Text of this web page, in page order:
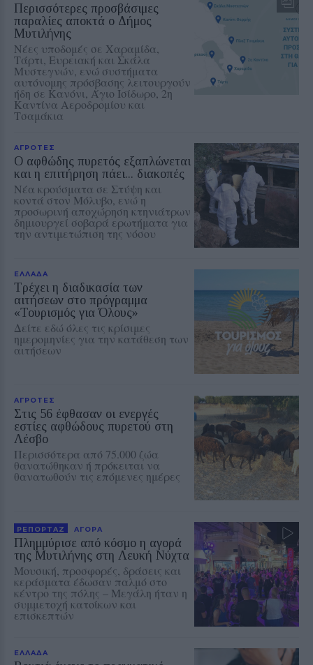
Περισσότερες προσβάσιμες
παραλίες αποκτά ο Δήμος
Μυτιλήνης
Νέες υποδομές σε Χαραμίδα,
Τάρτι, Ευρειακή και Σκάλα
Μυστεγνών, ενώ συστήματα
αυτόνομης πρόσβασης λειτουργούν
ήδη σε Κανόνι, Άγιο Ισίδωρο, 2η
Καντίνα Αεροδρομίου και
Τσαμάκια
ΑΓΡΟΤΕΣ
Ο αφθώδης πυρετός εξαπλώνεται
και η επιτήρηση πάει... διακοπές
Νέα κρούσματα σε Στύψη και
κοντά στον Μόλυβο, ενώ η
προσωρινή αποχώρηση κτηνιάτρων
δημιουργεί σοβαρά ερωτήματα για
την αντιμετώπιση της νόσου
ΕΛΛΑΔΑ
Τρέχει η διαδικασία των
αιτήσεων στο πρόγραμμα
«Τουρισμός για Όλους»
Δείτε εδώ όλες τις κρίσιμες
ημερομηνίες για την κατάθεση των
αιτήσεων
ΑΓΡΟΤΕΣ
Στις 56 έφθασαν οι ενεργές
εστίες αφθώδους πυρετού στη
Λέσβο
Περισσότερα από 75.000 ζώα
θανατώθηκαν ή πρόκειται να
θανατωθούν τις επόμενες ημέρες
ΡΕΠΟΡΤΑΖ ΑΓΟΡΑ
Πλημμύρισε από κόσμο η αγορά
της Μυτιλήνης στη Λευκή Νύχτα
Μουσική, προσφορές, δράσεις και
κεράσματα έδωσαν παλμό στο
κέντρο της πόλης – Μεγάλη ήταν η
συμμετοχή κατοίκων και
επισκεπτών
ΕΛΛΑΔΑ